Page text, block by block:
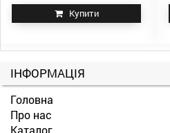
Купити
ІНФОРМАЦІЯ
Головна
Про нас
Каталог